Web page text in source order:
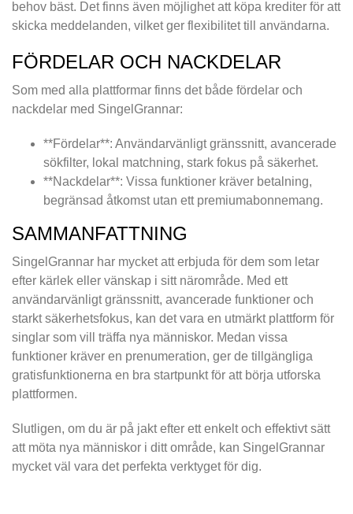
behov bäst. Det finns även möjlighet att köpa krediter för att
skicka meddelanden, vilket ger flexibilitet till användarna.
FÖRDELAR OCH NACKDELAR
Som med alla plattformar finns det både fördelar och
nackdelar med SingelGrannar:
**Fördelar**: Användarvänligt gränssnitt, avancerade
sökfilter, lokal matchning, stark fokus på säkerhet.
**Nackdelar**: Vissa funktioner kräver betalning,
begränsad åtkomst utan ett premiumabonnemang.
SAMMANFATTNING
SingelGrannar har mycket att erbjuda för dem som letar
efter kärlek eller vänskap i sitt närområde. Med ett
användarvänligt gränssnitt, avancerade funktioner och
starkt säkerhetsfokus, kan det vara en utmärkt plattform för
singlar som vill träffa nya människor. Medan vissa
funktioner kräver en prenumeration, ger de tillgängliga
gratisfunktionerna en bra startpunkt för att börja utforska
plattformen.
Slutligen, om du är på jakt efter ett enkelt och effektivt sätt
att möta nya människor i ditt område, kan SingelGrannar
mycket väl vara det perfekta verktyget för dig.